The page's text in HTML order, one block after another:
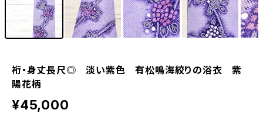
裄・身丈長尺◎ 淡い紫色 有松鳴海絞りの浴衣 紫
陽花柄
¥45,000